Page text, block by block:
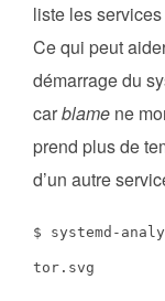
liste les
Ce qui peut
démarrage du
carblame ne
prend plus de
d’un autre
$ systemd-
tor.svg